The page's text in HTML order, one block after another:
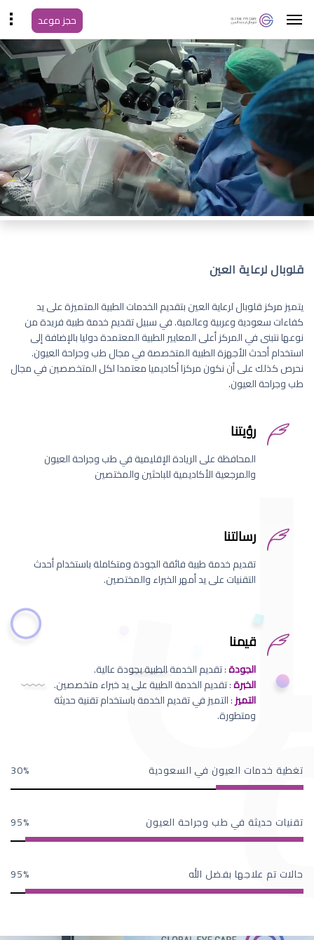
حجز موعد
قلوبال لرعاية العين
يتميز مركز قلوبال لرعاية العين بتقديم الخدمات الطبية المتميزة على يد
كفاءات سعودية وعربية وعالمية. في سبيل تقديم خدمة طبية فريدة من
نوعها نتبنى في المركز أعلى المعايير الطبية المعتمدة دوليا بالإضافة إلى
استخدام أحدث الأجهزة الطبية المتخصصة في مجال طب وجراحة العيون.
نحرص كذلك على أن نكون مركزا أكاديميا معتمدا لكل المتخصصين في مجال
طب وجراحة العيون.
رؤيتنا
المحافظة على الريادة الإقليمية في طب وجراحة العيون
والمرجعية الأكاديمية للباحثين والمختصين
رسالتنا
تقديم خدمة طبية فائقة الجودة ومتكاملة باستخدام أحدث
التقنيات على يد أمهر الخبراء والمختصين.
قيمنا
الجودة: تقديم الخدمة الطبية بجودة عالية.
الخبرة: تقديم الخدمة الطبية على يد خبراء متخصصين.
التميز: التميز في تقديم الخدمة باستخدام تقنية حديثة
ومتطورة.
تغطية خدمات العيون في السعودية 30
تقنيات حديثة في طب وجراحة العيون 95
حالات تم علاجها بفضل الله 95